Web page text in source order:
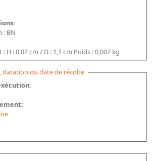
: BN
H : 0,07 cm / D : 1,1 cm Poids : 0,007 kg
datation ou date de récolte